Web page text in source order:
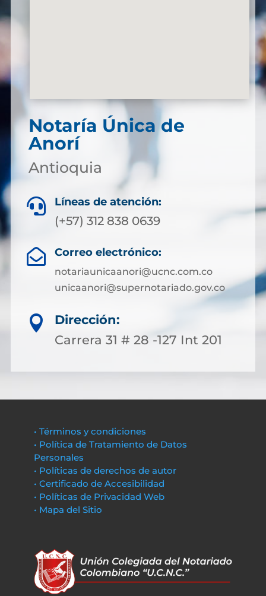
Notaría Única de
Anorí
Antioquia
 Líneas de atención:
(+57) 312 838 0639
 Correo electrónico:
notariaunicaanori@ucnc.com.co
unicaanori@supernotariado.gov.co

Dirección:
Carrera 31 # 28 -127 Int 201
• Términos y condiciones
• Política de Tratamiento de Datos
Personales
• Políticas de derechos de autor
• Certificado de Accesibilidad
• Políticas de Privacidad Web
• Mapa del Sitio